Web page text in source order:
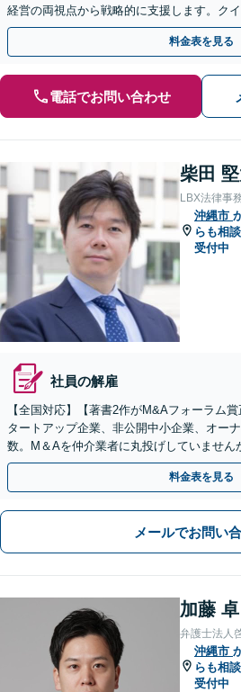
経営の両視点から戦略的に支援します。ク
読む”法務に注力。コンプライアンス講師の
料金表を見る
電話でお問い合わせ
柴田
LBX法律事
沖縄市
らも相談
受付中
社員の解雇
【全国対応】【著書2作がM&Aフォーラム
タートアップ企業、非公開中小企業、オー
数。M＆Aを仲介業者に丸投げしていません
や契約書作成・交渉はお任せください【初
料金表を見る
メールでお問い
加藤 卓
弁護士法人
沖縄市
らも相談
受付中